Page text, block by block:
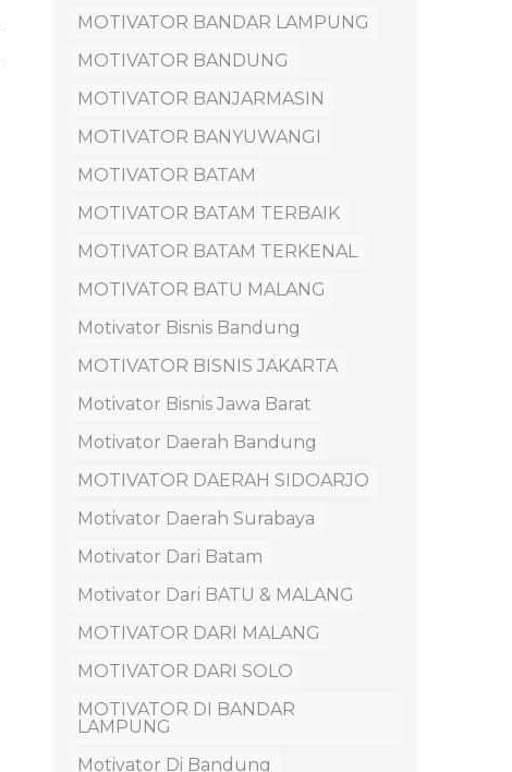
MOTIVATOR BANDAR LAMPUNG
MOTIVATOR BANDUNG
MOTIVATOR BANJARMASIN
MOTIVATOR BANYUWANGI
MOTIVATOR BATAM
MOTIVATOR BATAM TERBAIK
MOTIVATOR BATAM TERKENAL
MOTIVATOR BATU MALANG
Motivator Bisnis Bandung
MOTIVATOR BISNIS JAKARTA
Motivator Bisnis Jawa Barat
Motivator Daerah Bandung
MOTIVATOR DAERAH SIDOARJO
Motivator Daerah Surabaya
Motivator Dari Batam
Motivator Dari BATU & MALANG
MOTIVATOR DARI MALANG
MOTIVATOR DARI SOLO
MOTIVATOR DI BANDAR
LAMPUNG
Motivator Di Bandung